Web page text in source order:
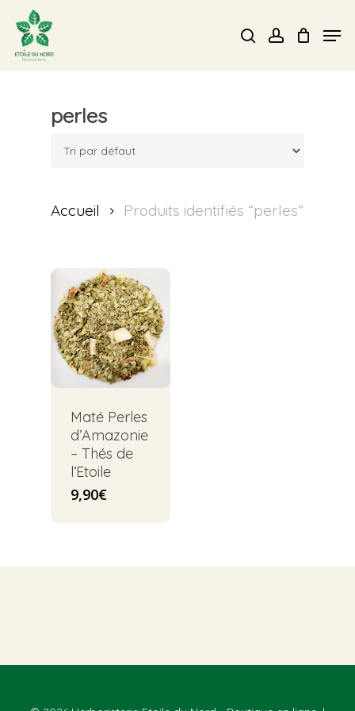
main
searchaccount
perles
Accueil Produits identifiés “perles”
Maté Perles
d’Amazonie
– Thés de
l’Etoile
9,90€